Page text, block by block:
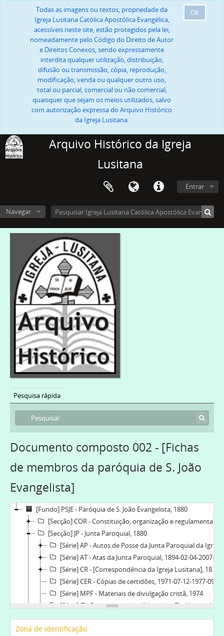
Ok
Todas as imagens ou textos, propriedade da
Igreja Lusitana Católica Apostólica Evangélica,
acessíveis neste site, estão protegidos pela lei,
nomeadamente pelo Código do Direito de Autor
e Direitos Conexos, sendo expressamente
interdita qualquer utilização, distribuição,
difusão ou transmissão, cópia, reprodução,
modificação, venda ou qualquer outro uso,
total ou parcial, comercial ou não comercial,
quaisquer que sejam os meios utilizados, salvo
com autorização expressa do Arquivo Histórico
da Igreja Lusitana.
Arquivo Histórico da Igreja
Lusitana
Entrar
Navegar
Pesquisa rápida
Documento composto 002 - [Fichas
de membros da paróquia de S. João
Evangelista]
[Fundo] PSJE - Paróquia de S. João Evangelista, 1880
[Secção] COR - Constituição, organização e regulamentação, 1880-03-08
[Secção] JP - Junta Paroquial, 1880
[Série] AP - Autos de Posse da Junta Paroquial da Igreja de João Evangelista, 1942-03-19-1973-03-04
[Série] AT - Atas da Junta Paroquial, 1894-02-04-2007-02-02
[Série] CR - [Correspondência da Igreja Lusitana], 1894-2000
[Série] CER - Cópias de certidões, 1971-07-12-1977-09-10
[Série] MPF - Materiais de divulgação cristã, 1974
[Série] JT - Documentos das II Jornadas Teológicas, 1980-01
[Série] BCET - Bases Regulamentares do Corpo de Evangelização do Torne, 1938-01-16
[Série] RM - Registo de membros, [1960]-1968
Zona de identificação